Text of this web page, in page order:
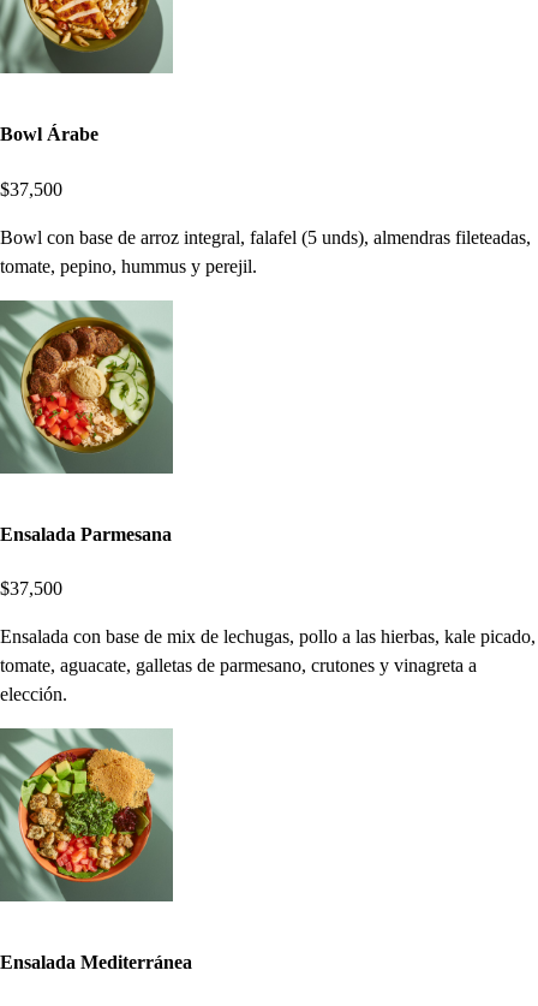
Bowl Árabe
$37,500
Bowl con base de arroz integral, falafel (5 unds), almendras fileteadas,
tomate, pepino, hummus y perejil.
Ensalada Parmesana
$37,500
Ensalada con base de mix de lechugas, pollo a las hierbas, kale picado,
tomate, aguacate, galletas de parmesano, crutones y vinagreta a
elección.
Ensalada Mediterránea